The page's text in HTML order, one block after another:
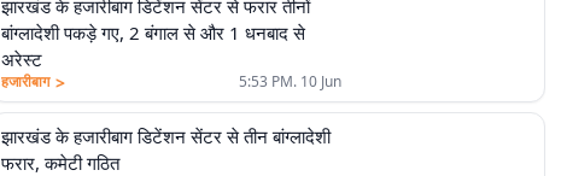
झारखंड के हजारीबाग डिटेंशन सेंटर से फरार तीनों
बांग्लादेशी पकड़े गए, 2 बंगाल से और 1 धनबाद से
अरेस्ट
हजारीबाग > 5:53 PM. 10 Jun
झारखंड के हजारीबाग डिटेंशन सेंटर से तीन बांग्लादेशी
फरार, कमेटी गठित